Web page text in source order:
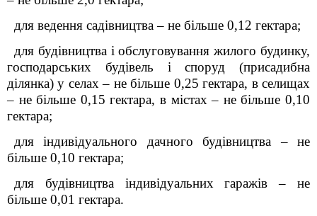
для ведення садівництва – не більше 0,12 гектара;
для будівництва і обслуговування жилого будинку,
господарських будівель і споруд (присадибна
ділянка) у селах – не більше 0,25 гектара, в селищах
– не більше 0,15 гектара, в містах – не більше 0,10
гектара;
для індивідуального дачного будівництва – не
більше 0,10 гектара;
для будівництва індивідуальних гаражів – не
більше 0,01 гектара.